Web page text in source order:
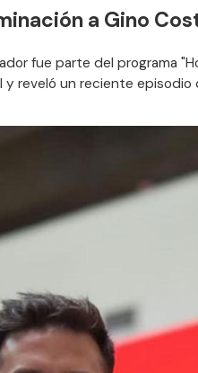
a Gino
fue parte del programa
y reveló un reciente episodio